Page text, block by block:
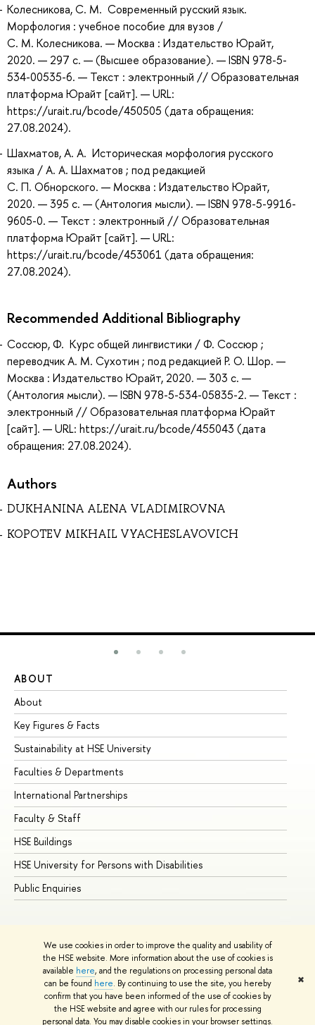
We use cookies in order to improve the quality and usability of
the HSE website. More information about the use of cookies is
available here, and the regulations on processing personal data
can be found here. By continuing to use the site, you hereby
confirm that you have been informed of the use of cookies by
the HSE website and agree with our rules for processing
personal data. You may disable cookies in your browser settings.
✖
Колесникова, С. М. Современный русский язык.
Морфология : учебное пособие для вузов /
С. М. Колесникова. — Москва : Издательство Юрайт,
2020. — 297 с. — (Высшее образование). — ISBN 978-5-
534-00535-6. — Текст : электронный // Образовательная
платформа Юрайт [сайт]. — URL:
https://urait.ru/bcode/450505 (дата обращения:
27.08.2024).
Шахматов, А. А. Историческая морфология русского
языка / А. А. Шахматов ; под редакцией
С. П. Обнорского. — Москва : Издательство Юрайт,
2020. — 395 с. — (Антология мысли). — ISBN 978-5-9916-
9605-0. — Текст : электронный // Образовательная
платформа Юрайт [сайт]. — URL:
https://urait.ru/bcode/453061 (дата обращения:
27.08.2024).
Recommended Additional Bibliography
Соссюр, Ф. Курс общей лингвистики / Ф. Соссюр ;
переводчик А. М. Сухотин ; под редакцией Р. О. Шор. —
Москва : Издательство Юрайт, 2020. — 303 с. —
(Антология мысли). — ISBN 978-5-534-05835-2. — Текст :
электронный // Образовательная платформа Юрайт
[сайт]. — URL: https://urait.ru/bcode/455043 (дата
обращения: 27.08.2024).
Authors
DUKHANINA ALENA VLADIMIROVNA
KOPOTEV MIKHAIL VYACHESLAVOVICH
ABOUT
About
Key Figures & Facts
Sustainability at HSE University
Faculties & Departments
International Partnerships
Faculty & Staff
HSE Buildings
HSE University for Persons with Disabilities
Public Enquiries
© HSE University 1993–2026 Contacts Copyright
Privacy Policy